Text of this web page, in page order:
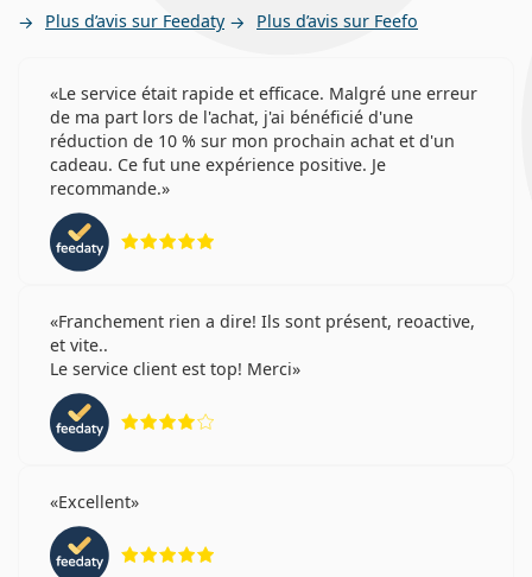
Plus d’avis sur Feedaty Plus d’avis sur Feefo
Le service était rapide et efficace. Malgré une erreur
de ma part lors de l'achat, j'ai bénéficié d'une
réduction de 10 % sur mon prochain achat et d'un
cadeau. Ce fut une expérience positive. Je
recommande.
Franchement rien a dire! Ils sont présent, reoactive,
et vite..
Le service client est top! Merci
Excellent